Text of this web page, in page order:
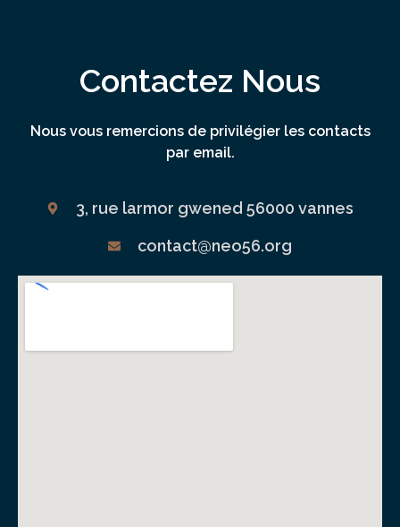
Contactez Nous
Nous vous remercions de privilégier les contacts
par email.
3, rue larmor gwened 56000 vannes
contact@neo56.org